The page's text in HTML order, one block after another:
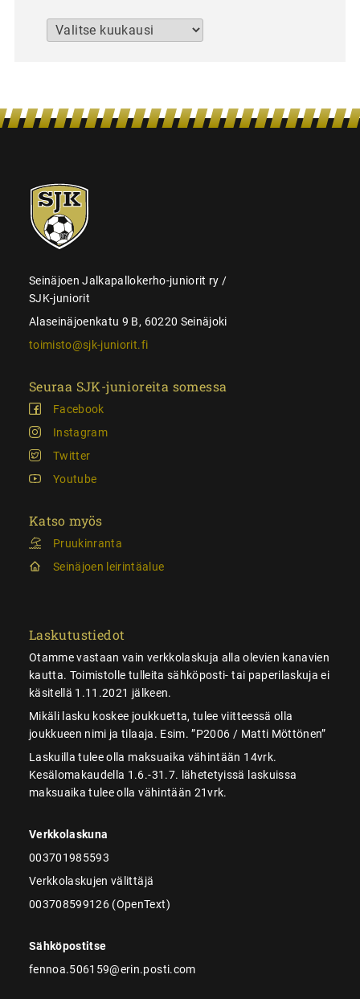
Arkistot
SJK-
juniorit
Seinäjoen Jalkapallokerho-juniorit ry /
SJK-juniorit
Alaseinäjoenkatu 9 B, 60220 Seinäjoki
toimisto@sjk-juniorit.fi
Seuraa SJK-junioreita somessa
Facebook
Instagram
Twitter
Youtube
Katso myös
Pruukinranta
Seinäjoen leirintäalue
Laskutustiedot
Otamme vastaan vain verkkolaskuja alla olevien kanavien
kautta. Toimistolle tulleita sähköposti- tai paperilaskuja ei
käsitellä 1.11.2021 jälkeen.
Mikäli lasku koskee joukkuetta, tulee viitteessä olla
joukkueen nimi ja tilaaja. Esim. ”P2006 / Matti Möttönen”
Laskuilla tulee olla maksuaika vähintään 14vrk.
Kesälomakaudella 1.6.-31.7. lähetetyissä laskuissa
maksuaika tulee olla vähintään 21vrk.
Verkkolaskuna
003701985593
Verkkolaskujen välittäjä
003708599126 (OpenText)
Sähköpostitse
fennoa.506159@erin.posti.com